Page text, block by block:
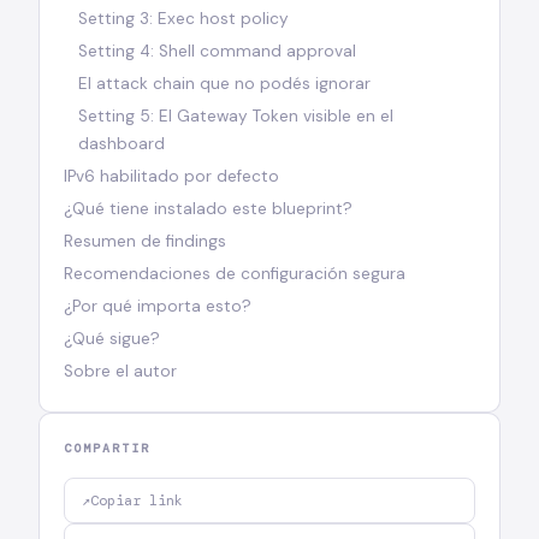
Setting 3: Exec host policy
Setting 4: Shell command approval
El attack chain que no podés ignorar
Setting 5: El Gateway Token visible en el
dashboard
IPv6 habilitado por defecto
¿Qué tiene instalado este blueprint?
Resumen de findings
Recomendaciones de configuración segura
¿Por qué importa esto?
¿Qué sigue?
Sobre el autor
COMPARTIR
↗Copiar link